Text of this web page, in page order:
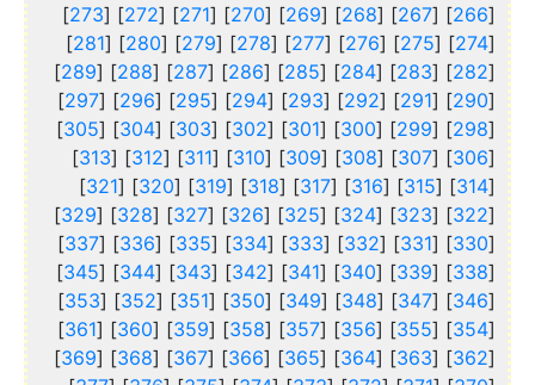
[
266
] [
267
] [
268
] [
269
] [
270
] [
271
] [
272
] [
273
]
[
274
] [
275
] [
276
] [
277
] [
278
] [
279
] [
280
] [
281
]
[
282
] [
283
] [
284
] [
285
] [
286
] [
287
] [
288
] [
289
]
[
290
] [
291
] [
292
] [
293
] [
294
] [
295
] [
296
] [
297
]
[
298
] [
299
] [
300
] [
301
] [
302
] [
303
] [
304
] [
305
]
[
306
] [
307
] [
308
] [
309
] [
310
] [
311
] [
312
] [
313
]
[
314
] [
315
] [
316
] [
317
] [
318
] [
319
] [
320
] [
321
]
[
322
] [
323
] [
324
] [
325
] [
326
] [
327
] [
328
] [
329
]
[
330
] [
331
] [
332
] [
333
] [
334
] [
335
] [
336
] [
337
]
[
338
] [
339
] [
340
] [
341
] [
342
] [
343
] [
344
] [
345
]
[
346
] [
347
] [
348
] [
349
] [
350
] [
351
] [
352
] [
353
]
[
354
] [
355
] [
356
] [
357
] [
358
] [
359
] [
360
] [
361
]
[
362
] [
363
] [
364
] [
365
] [
366
] [
367
] [
368
] [
369
]